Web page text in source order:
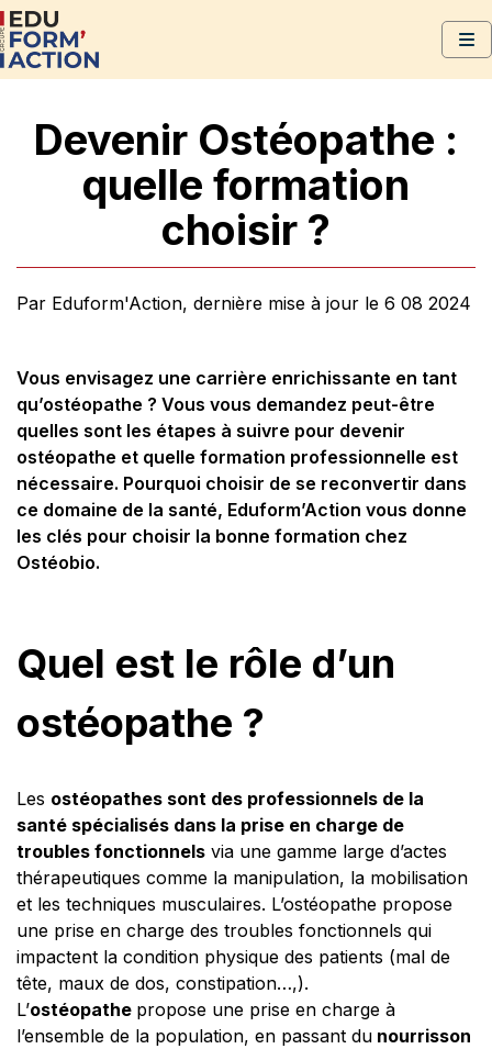
Devenir Ostéopathe :
quelle formation
choisir ?
Par Eduform'Action, dernière mise à jour le 6 08 2024
Vous envisagez une carrière enrichissante en tant
qu’ostéopathe ? Vous vous demandez peut-être
quelles sont les étapes à suivre pour devenir
ostéopathe et quelle formation professionnelle est
nécessaire. Pourquoi choisir de se reconvertir dans
ce domaine de la santé, Eduform’Action vous donne
les clés pour choisir la bonne formation chez
Ostéobio.
Quel est le rôle d’un
ostéopathe ?
Les ostéopathes sont des professionnels de la
santé spécialisés dans la prise en charge de
troubles fonctionnels via une gamme large d’actes
thérapeutiques comme la manipulation, la mobilisation
et les techniques musculaires. L’ostéopathe propose
une prise en charge des troubles fonctionnels qui
impactent la condition physique des patients (mal de
tête, maux de dos, constipation…,).
L’ostéopathe propose une prise en charge à
l’ensemble de la population, en passant du nourrisson